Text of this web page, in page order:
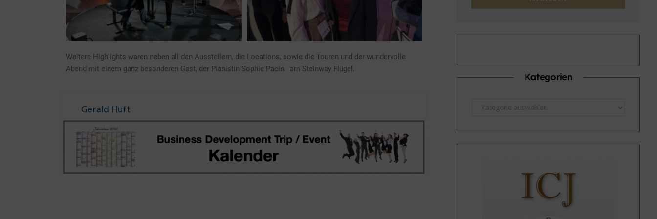
Weitere Highlights waren neben all den Ausstellern, die Locations, sowie die Touren und der wundervolle
Abend mit einem ganz besonderen Gast, der Pianistin Sophie Pacini am Steinway Flügel.
Gerald Huft
Kategorien